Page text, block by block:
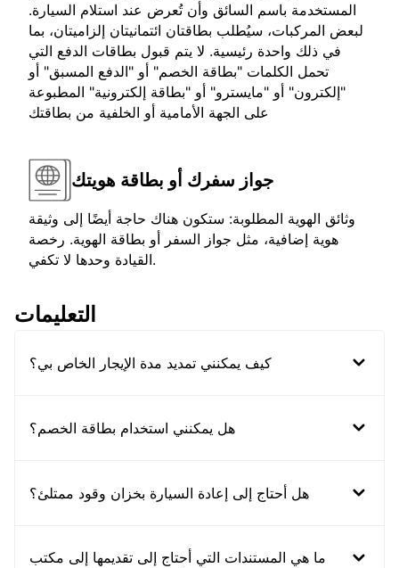
المستخدمة باسم السائق وأن تُعرض عند استلام السيارة.
لبعض المركبات، سيُطلب بطاقتان ائتمانيتان إلزاميتان، بما
في ذلك واحدة رئيسية. لا يتم قبول بطاقات الدفع التي
تحمل الكلمات "بطاقة الخصم" أو "الدفع المسبق" أو
"إلكترون" أو "مايسترو" أو "بطاقة إلكترونية" المطبوعة
على الجهة الأمامية أو الخلفية من بطاقتك
جواز سفرك أو بطاقة هويتك
وثائق الهوية المطلوبة: ستكون هناك حاجة أيضًا إلى وثيقة
هوية إضافية، مثل جواز السفر أو بطاقة الهوية. رخصة
القيادة وحدها لا تكفي.
التعليمات
كيف يمكنني تمديد مدة الإيجار الخاص بي؟
هل يمكنني استخدام بطاقة الخصم؟
هل أحتاج إلى إعادة السيارة بخزان وقود ممتلئ؟
ما هي المستندات التي أحتاج إلى تقديمها إلى مكتب